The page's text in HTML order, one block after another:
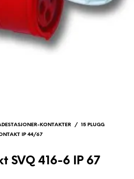
KONTAKTER /
15 PLUGG
IP 44/67
SVQ 416-6 IP 67